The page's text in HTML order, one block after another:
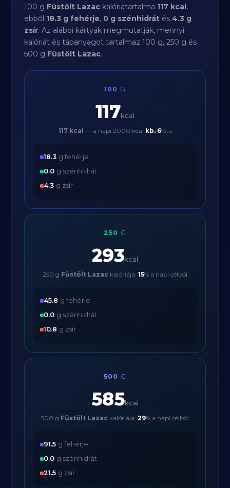
100 g Füstölt Lazac kalóriatartalma 117 kcal,
ebből 18.3 g fehérje, 0 g szénhidrát és4.3 g
zsír. Az alábbi kártyák megmutatják, mennyi
kalóriát és tápanyagot tartalmaz 100 g, 250 g és
500 g Füstölt Lazac.
100 G
117kcal
117 kcal — a napi 2000 kcal kb. 6%-a
18.3 g fehérje
0.0 g szénhidrát
4.3 g zsír
250 G
293kcal
250 g Füstölt Lazac kalóriája: 15% a napi célból
45.8 g fehérje
0.0 g szénhidrát
10.8 g zsír
500 G
585kcal
500 g Füstölt Lazac kalóriája: 29% a napi célból
91.5 g fehérje
0.0 g szénhidrát
21.5 g zsír